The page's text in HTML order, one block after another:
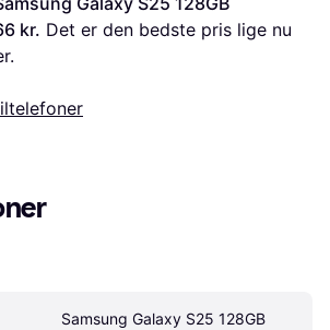
kr. Det er den bedste pris lige nu
Samsung Galaxy S25 128GB